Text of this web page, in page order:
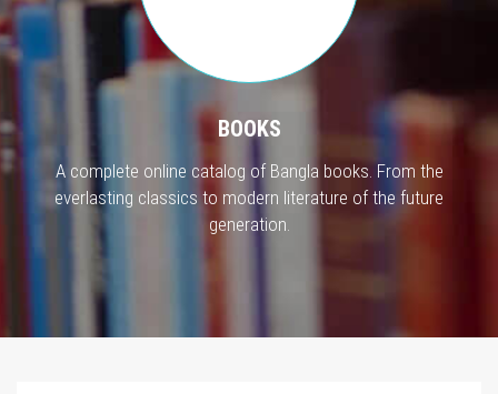
BOOKS
A complete online catalog of Bangla books. From the
everlasting classics to modern literature of the future
generation.